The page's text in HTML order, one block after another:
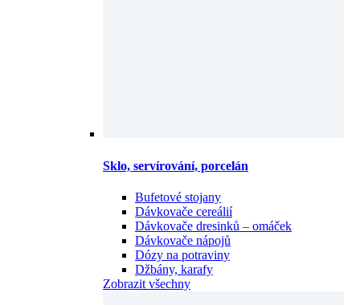
Sklo, servírování, porcelán
Bufetové stojany
Dávkovače cereálií
Dávkovače dresinků – omáček
Dávkovače nápojů
Dózy na potraviny
Džbány, karafy
Zobrazit všechny